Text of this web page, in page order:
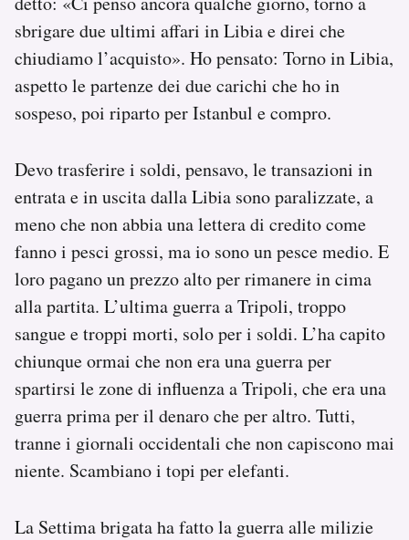
sbrigare due ultimi affari in Libia e direi che
chiudiamo l’acquisto». Ho pensato: Torno in Libia,
aspetto le partenze dei due carichi che ho in
sospeso, poi riparto per Istanbul e compro.
Devo trasferire i soldi, pensavo, le transazioni in
entrata e in uscita dalla Libia sono paralizzate, a
meno che non abbia una lettera di credito come
fanno i pesci grossi, ma io sono un pesce medio. E
loro pagano un prezzo alto per rimanere in cima
alla partita. L’ultima guerra a Tripoli, troppo
sangue e troppi morti, solo per i soldi. L’ha capito
chiunque ormai che non era una guerra per
spartirsi le zone di influenza a Tripoli, che era una
guerra prima per il denaro che per altro. Tutti,
tranne i giornali occidentali che non capiscono mai
niente. Scambiano i topi per elefanti.
La Settima brigata ha fatto la guerra alle milizie